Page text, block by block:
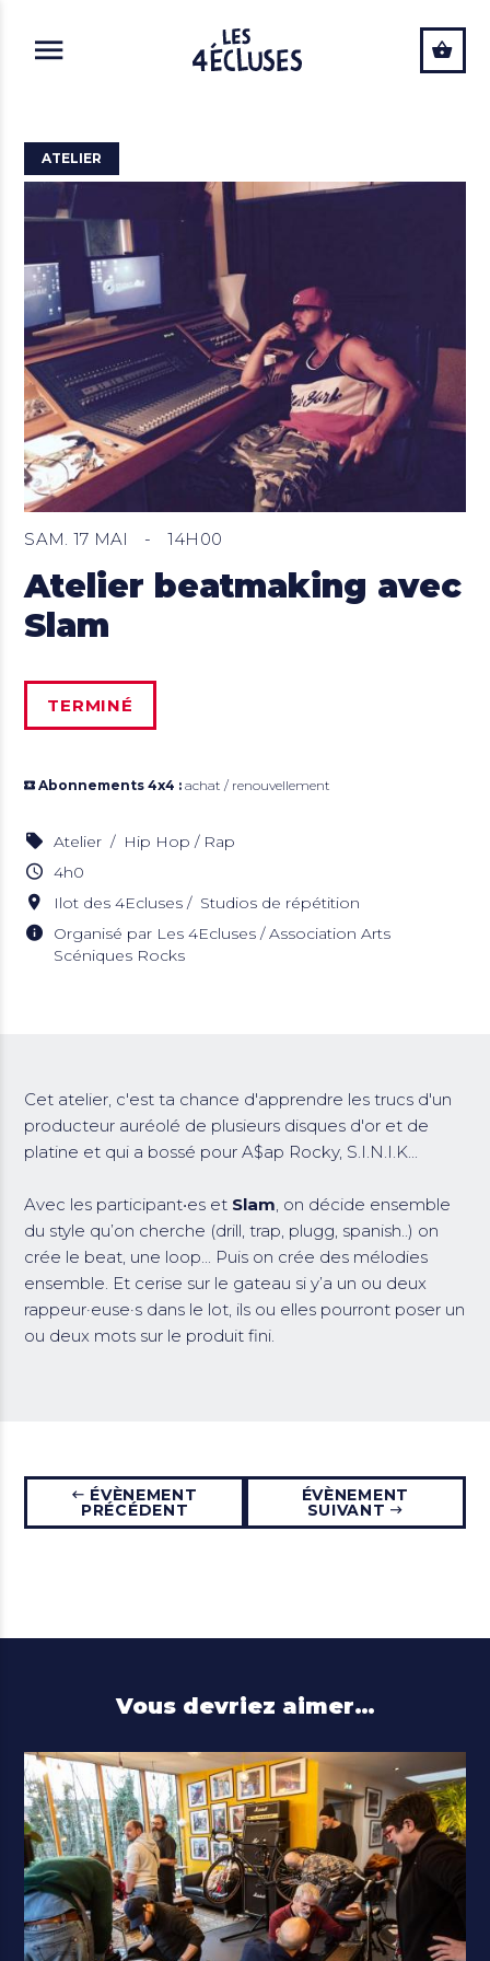
ATELIER
SAM. 17 MAI - 14H00
Atelier beatmaking avec
Slam
TERMINÉ
Abonnements 4x4 : achat / renouvellement
Atelier
Hip Hop / Rap
4h0
Ilot des 4Ecluses
Studios de répétition
Organisé par Les 4Ecluses / Association Arts
Scéniques Rocks
Cet atelier, c'est ta chance d'apprendre les trucs d'un
producteur auréolé de plusieurs disques d'or et de
platine et qui a bossé pour A$ap Rocky, S.I.N.I.K...
Avec les participant•es et Slam, on décide ensemble
du style qu’on cherche (drill, trap, plugg, spanish..) on
crée le beat, une loop... Puis on crée des mélodies
ensemble. Et cerise sur le gateau si y’a un ou deux
rappeur·euse·s dans le lot, ils ou elles pourront poser un
ou deux mots sur le produit fini.
ÉVÈNEMENT
PRÉCÉDENT
ÉVÈNEMENT
SUIVANT
Vous devriez aimer…